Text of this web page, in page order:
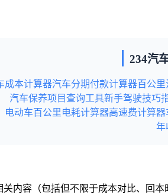
234汽
成本计算器汽车分期付款计算器百公
汽车保养项目查询工具新手驾驶技巧
电动车百公里电耗计算器高速费计算器
年
内容（包括但不限于成本对比、回